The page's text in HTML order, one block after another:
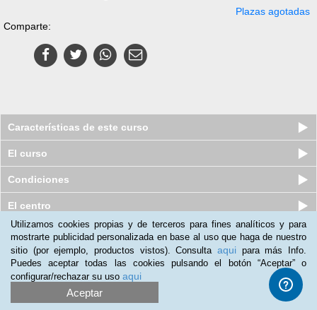
Plazas agotadas
Comparte:
Características de este curso
El curso
Condiciones
El centro
Pack de 3 Cursos en línea (Online):
Especial Detective Privado...
Plazas agotadas
719 mxn
Utilizamos cookies propias y de terceros para fines analíticos y para
mostrarte publicidad personalizada en base al uso que haga de nuestro
sitio (por ejemplo, productos vistos). Consulta aqui para más Info.
Puedes aceptar todas las cookies pulsando el botón “Aceptar” o
configurar/rechazar su uso aqui
Aceptar